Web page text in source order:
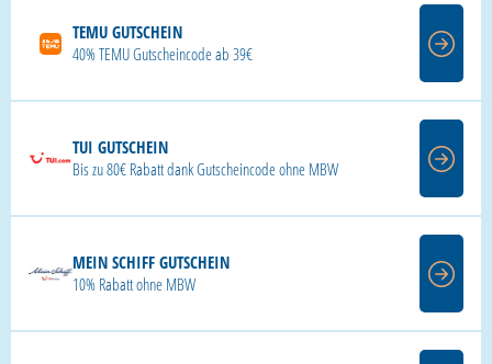
TEMU GUTSCHEIN
40% TEMU Gutscheincode ab 39€
TUI GUTSCHEIN
Bis zu 80€ Rabatt dank Gutscheincode ohne MBW
MEIN SCHIFF GUTSCHEIN
10% Rabatt ohne MBW